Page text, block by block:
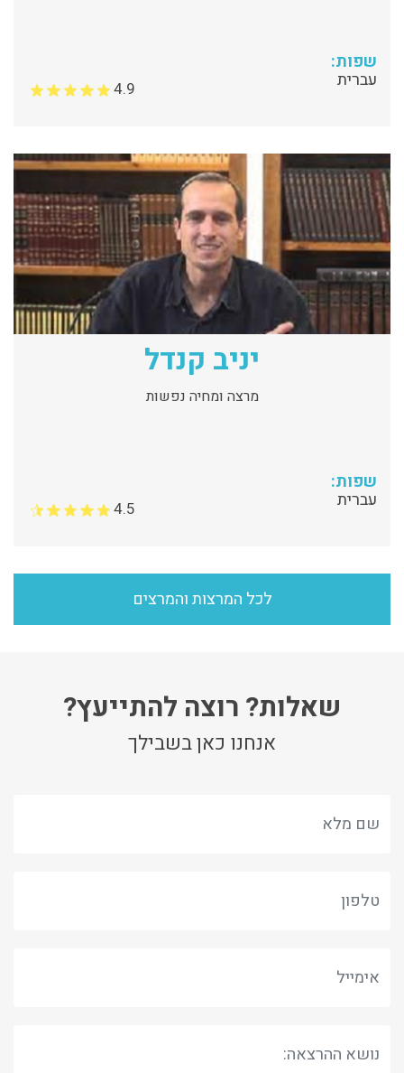
שפות:
עברית 4.9
יניב קנדל
מרצה ומחיה נפשות
שפות:
עברית 4.5
לכל המרצות והמרצים
שאלות? רוצה להתייעץ?
אנחנו כאן בשבילך